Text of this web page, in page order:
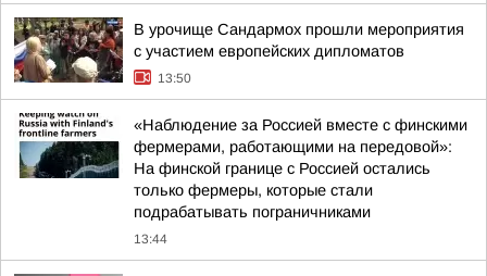
В урочище Сандармох прошли мероприятия
с участием европейских дипломатов
13:50
«Наблюдение за Россией вместе с финскими
фермерами, работающими на передовой»:
На финской границе с Россией остались
только фермеры, которые стали
подрабатывать пограничниками
13:44